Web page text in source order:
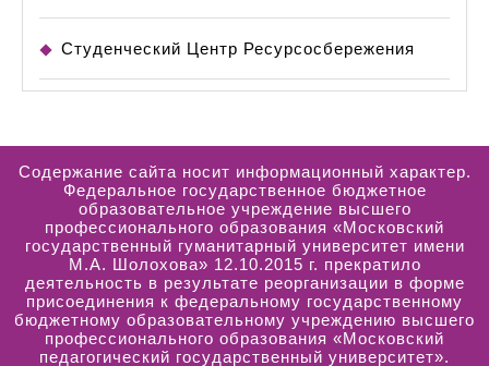
Студенческий Центр Ресурсосбережения
Содержание сайта носит информационный характер.
Федеральное государственное бюджетное
образовательное учреждение высшего
профессионального образования «Московский
государственный гуманитарный университет имени
М.А. Шолохова» 12.10.2015 г. прекратило
деятельность в результате реорганизации в форме
присоединения к федеральному государственному
бюджетному образовательному учреждению высшего
профессионального образования «Московский
педагогический государственный университет».